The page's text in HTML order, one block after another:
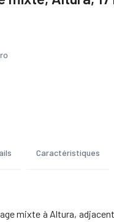
Caractéristiques
mixte à Altura,